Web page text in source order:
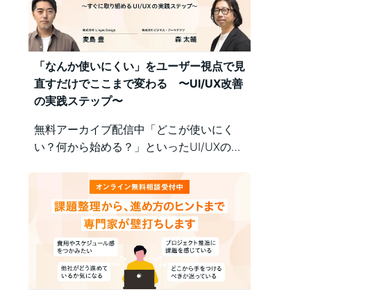
「なんか使いにくい」をユーザー視点で見
直すだけでここまで変わる 〜UI/UX改善
の実践ステップ〜
無料アーカイブ配信中「どこが使いにく
い？何から始める？」といったUI/UXの悩
視点の改善ポイントで解決！組織内の意識
差に悩む方にもおすすめの実践型セミナー
です。